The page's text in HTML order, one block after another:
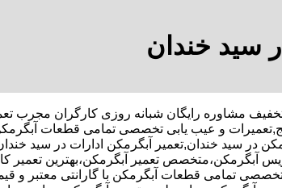
سید خندان
با تخفیف مشاوره رایگان شبانه روزی کارگران
و عیب یابی تخصصی تمامی قطعات آبگرمکن
در سید خندان,تعمیر آبگرمکن ادارات در سید
آبگرمکن،متخصص تعمیر آبگرمکن،بهترین تعمیر
تمامی قطعات آبگرمکن با گارانتی معتبر و